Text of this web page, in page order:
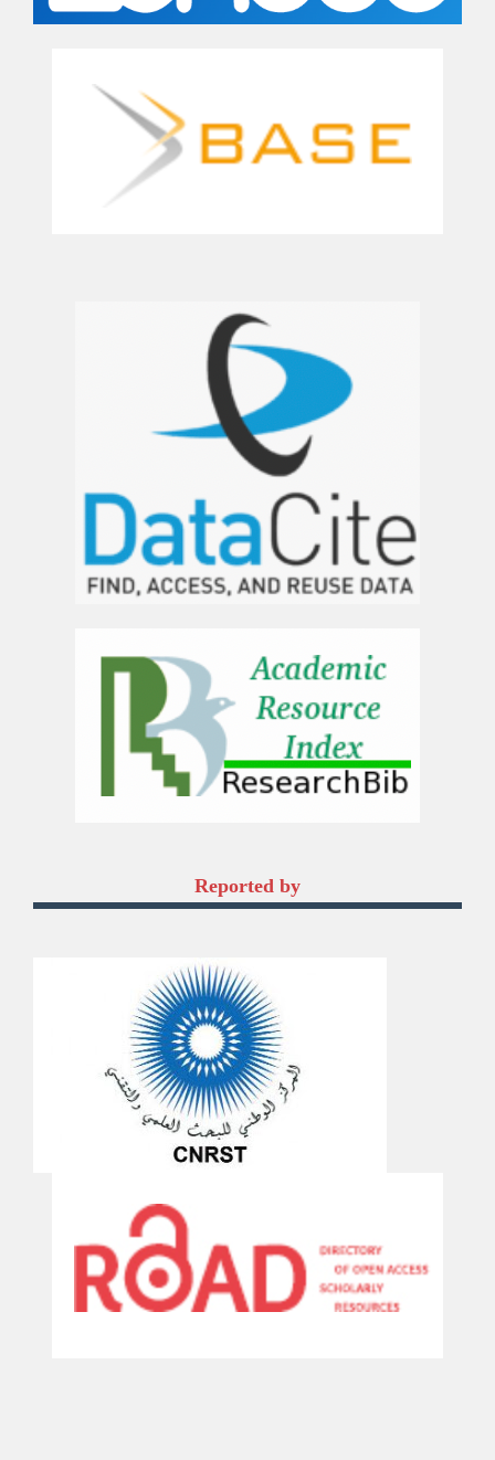
Reported by